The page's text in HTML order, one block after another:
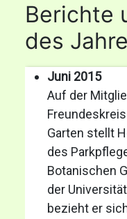
Berichte
des
Juni 2015
Auf der
Garten stellt
des
Botanischen
der
bezieht er